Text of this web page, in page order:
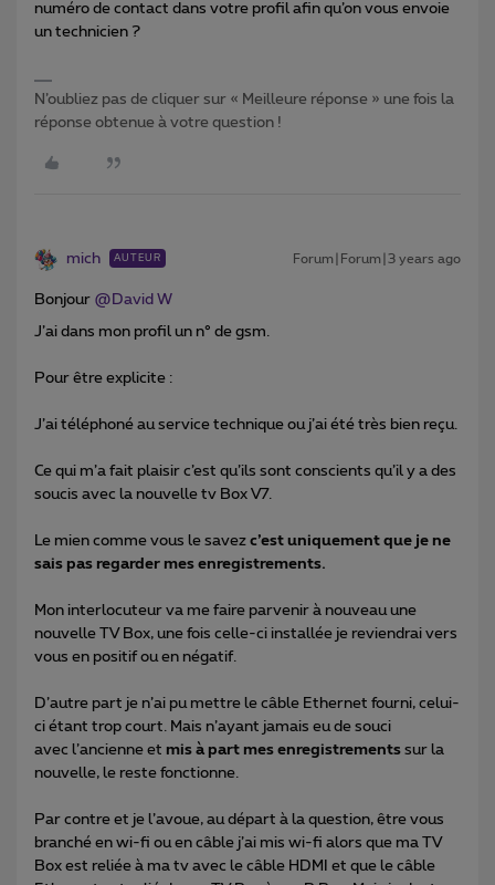
numéro de contact dans votre profil afin qu’on vous envoie
un technicien ?
N’oubliez pas de cliquer sur « Meilleure réponse » une fois la
réponse obtenue à votre question !
mich AUTEUR Forum|Forum|3 years ago
Bonjour @David W
J’ai dans mon profil un n° de gsm.
Pour être explicite :
J’ai téléphoné au service technique ou j’ai été très bien reçu.
Ce qui m’a fait plaisir c’est qu’ils sont conscients qu’il y a des
soucis avec la nouvelle tv Box V7.
Le mien comme vous le savez c’est uniquement que je ne
sais pas regarder mes enregistrements.
Mon interlocuteur va me faire parvenir à nouveau une
nouvelle TV Box, une fois celle-ci installée je reviendrai vers
vous en positif ou en négatif.
D’autre part je n’ai pu mettre le câble Ethernet fourni, celui-
ci étant trop court. Mais n’ayant jamais eu de souci
avec l’ancienne et mis à part mes enregistrements sur la
nouvelle, le reste fonctionne.
Par contre et je l’avoue, au départ à la question, être vous
branché en wi-fi ou en câble j’ai mis wi-fi alors que ma TV
Box est reliée à ma tv avec le câble HDMI et que le câble